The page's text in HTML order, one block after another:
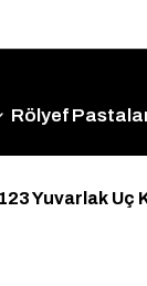
Rölyef
Yuvarlak Uç